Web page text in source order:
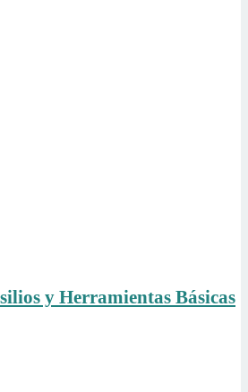
y Herramientas Básicas